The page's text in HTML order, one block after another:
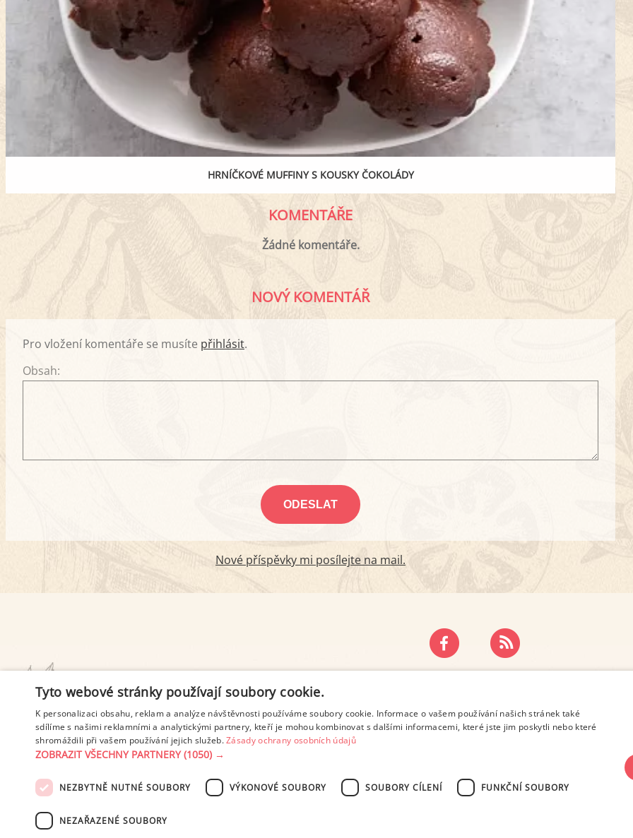
HRNÍČKOVÉ MUFFINY S KOUSKY ČOKOLÁDY
KOMENTÁŘE
Žádné komentáře.
NOVÝ KOMENTÁŘ
Pro vložení komentáře se musíte přihlásit.
Obsah:
Nové příspěvky mi posílejte na mail.
PODMÍNKY UŽITÍ ZÁSADY OCHRANY OSOBNÍCH ÚDAJŮ
Tyto webové stránky používají soubory cookie.
K personalizaci obsahu, reklam a analýze návštěvnosti používáme soubory cookie. Informace o vašem používání našich stránek také
sdílíme s našimi reklamními a analytickými partnery, kteří je mohou kombinovat s dalšími informacemi, které jste jim poskytli nebo které
shromáždili při vašem používání jejich služeb.Zásady ochrany osobních údajů
ZOBRAZIT VŠECHNY PARTNERY(1050) →
NEZBYTNĚ NUTNÉ SOUBORY VÝKONOVÉ SOUBORY SOUBORY CÍLENÍ FUNKČNÍ SOUBORY
NEZAŘAZENÉ SOUBORY